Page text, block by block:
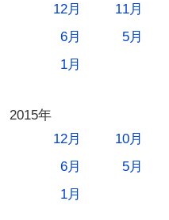
12月
11月
6月
5月
1月
2015年
12月
10月
6月
5月
1月